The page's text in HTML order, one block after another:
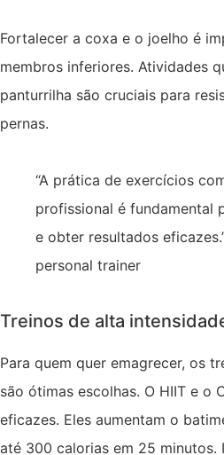
Fortalecer a coxa e o joelho é
membros inferiores. Atividades
panturrilha são cruciais para
pernas.
“A prática de exercícios
profissional é fundamental
e obter resultados
personal trainer
Treinos de alta
Para quem quer emagrecer, os
são ótimas escolhas. O HIIT e o
eficazes. Eles aumentam o
até 300 calorias em 25 minutos.